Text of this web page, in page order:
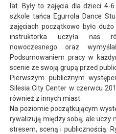
lat. Były to zajęcia dla dzieci
szkole tańca Egurrola Dance
zajęciach początkowo było
instruktorka uczyła nas
nowoczesnego oraz
Podsumowaniem pracy w
scenie ze swoją grupą przed
Pierwszym publicznym
Silesia City Center w czerwcu
również z innych miast.
Na poziomie początkującym
rywalizują między sobą, ale uczy
stresem, sceną i publicznością.